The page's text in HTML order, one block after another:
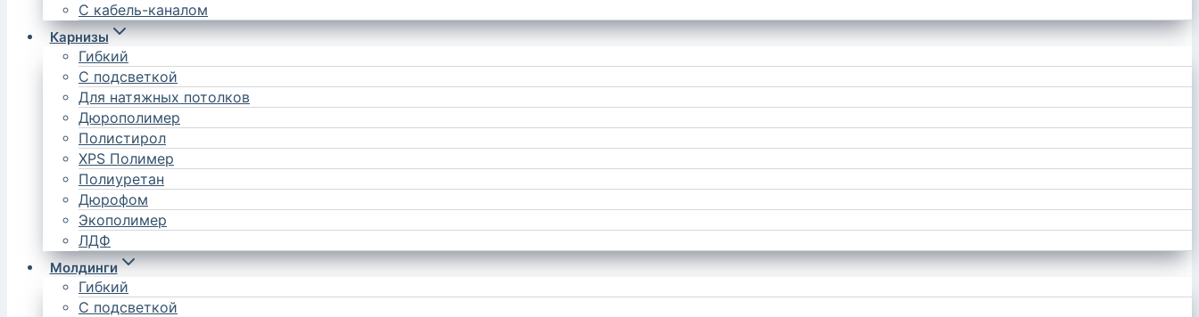
С кабель-каналом
Карнизы
Гибкий
С подсветкой
Для натяжных потолков
Дюрополимер
Полистирол
XPS Полимер
Полиуретан
Дюрофом
Экополимер
ЛДФ
Молдинги
Гибкий
С подсветкой